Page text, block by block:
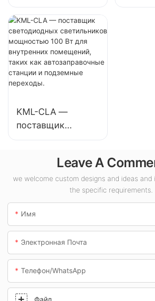
светильник для
высоких
потолков,
предназначенный
для
промышленных
предприятий,
помещений.
KML-CLA —
поставщик
светодиодных
мощностью 100
Вт для внутренних
помещений, таких
как
автозаправочные
станции и
подземные
переходы.
Leave A
we welcome custom designs and ideas
the specific requirements.
Имя
Электронная Почта
Телефон/WhatsApp
Файл